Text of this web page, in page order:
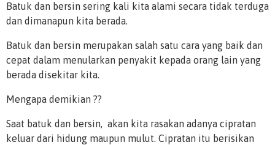
Batuk dan bersin sering kali kita alami secara tidak terduga
dan dimanapun kita berada.
Batuk dan bersin merupakan salah satu cara yang baik dan
cepat dalam menularkan penyakit kepada orang lain yang
berada disekitar kita.
Mengapa demikian ??
Saat batuk dan bersin, akan kita rasakan adanya cipratan
keluar dari hidung maupun mulut. Cipratan itu berisikan